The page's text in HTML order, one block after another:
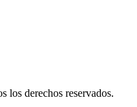
los derechos reservados.